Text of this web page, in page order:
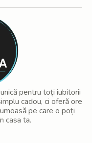
pentru toți iubitorii
cadou, ci oferă ore
pe care o poți
casa ta.